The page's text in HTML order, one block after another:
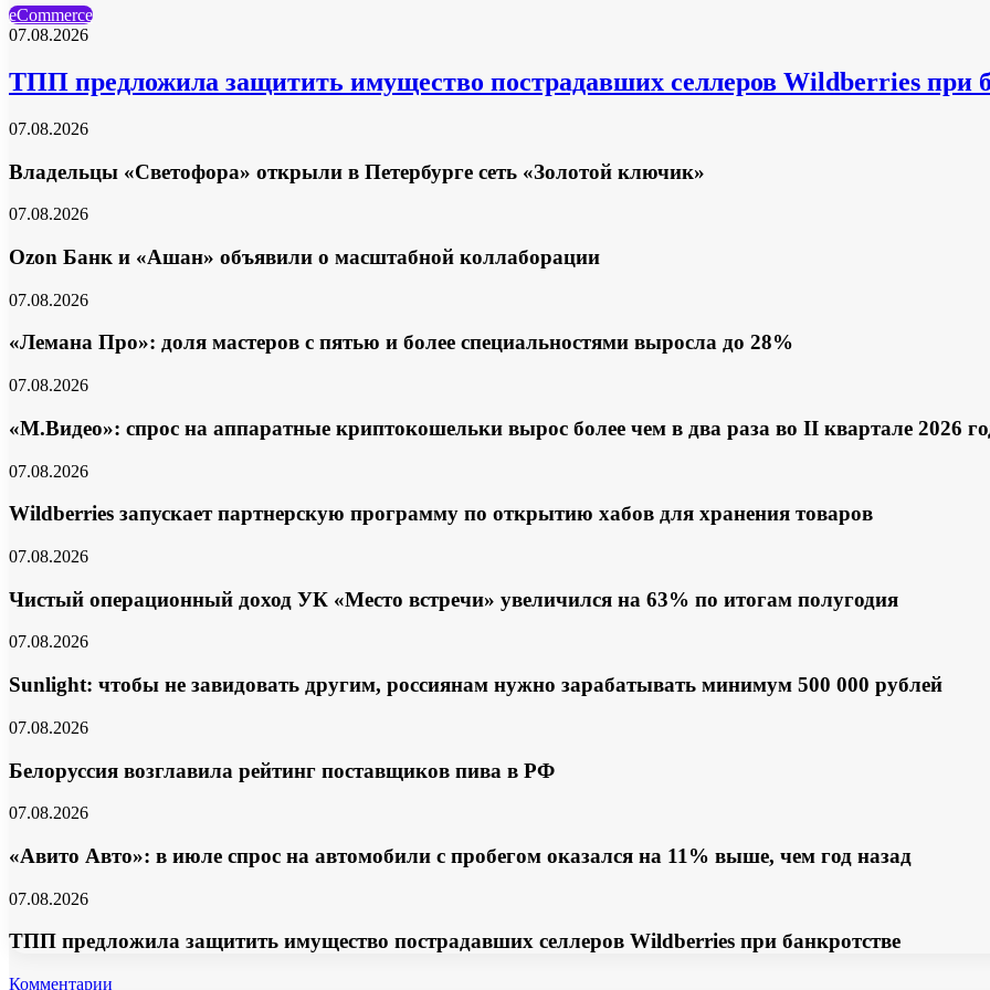
eCommerce
07.08.2026
ТПП предложила защитить имущество пострадавших селлеров Wildberries при
07.08.2026
Владельцы «Светофора» открыли в Петербурге сеть «Золотой ключик»
07.08.2026
Ozon Банк и «Ашан» объявили о масштабной коллаборации
07.08.2026
«Лемана Про»: доля мастеров с пятью и более специальностями выросла до 28%
07.08.2026
«М.Видео»: спрос на аппаратные криптокошельки вырос более чем в два раза во II квартале 2026
07.08.2026
Wildberries запускает партнерскую программу по открытию хабов для хранения товаров
07.08.2026
Чистый операционный доход УК «Место встречи» увеличился на 63% по итогам полугодия
07.08.2026
Sunlight: чтобы не завидовать другим, россиянам нужно зарабатывать минимум 500 000 рублей
07.08.2026
Белоруссия возглавила рейтинг поставщиков пива в РФ
07.08.2026
«Авито Авто»: в июле спрос на автомобили с пробегом оказался на 11% выше, чем год назад
07.08.2026
ТПП предложила защитить имущество пострадавших селлеров Wildberries при банкротстве
Комментарии